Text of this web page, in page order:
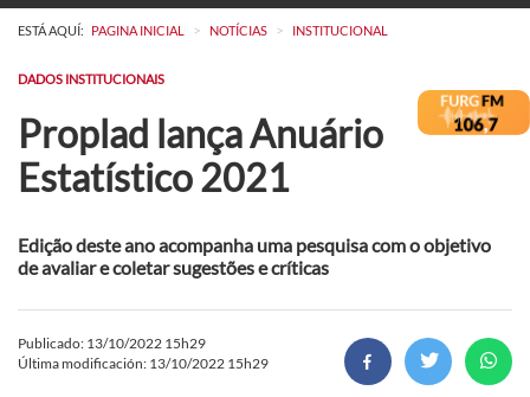
ESTÁ AQUÍ: PAGINA INICIAL > NOTÍCIAS > INSTITUCIONAL
DADOS INSTITUCIONAIS
Proplad lança Anuário
Estatístico 2021
Edição deste ano acompanha uma pesquisa com o objetivo
de avaliar e coletar sugestões e críticas
Publicado: 13/10/2022 15h29
Última modificación: 13/10/2022 15h29